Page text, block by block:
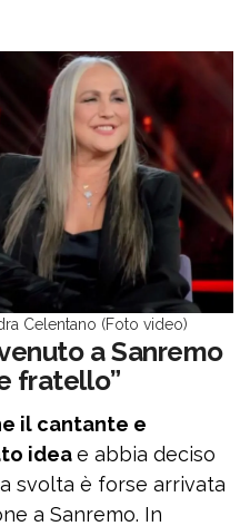
Celentano (Foto video)
a Sanremo
fratello”
il cantante e
ideae abbia deciso
svolta è forse arrivata
a Sanremo. In